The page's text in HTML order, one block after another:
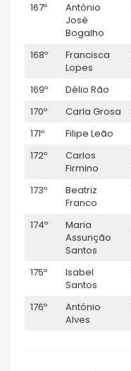
167º
António
José
Bogalho
168º
Francisca
Lopes
169º Délio Rão
170º
Carla Grosa
171º
Filipe Leão
172º
Carlos
Firmino
173º
Beatriz
Franco
174º
Maria
Assunção
Santos
175º
Isabel
Santos
176º
António
Alves